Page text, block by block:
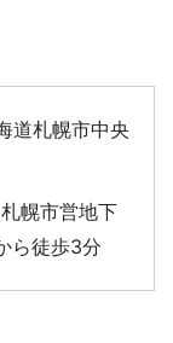
道札幌市中央
札幌市営地下
ら徒歩3分